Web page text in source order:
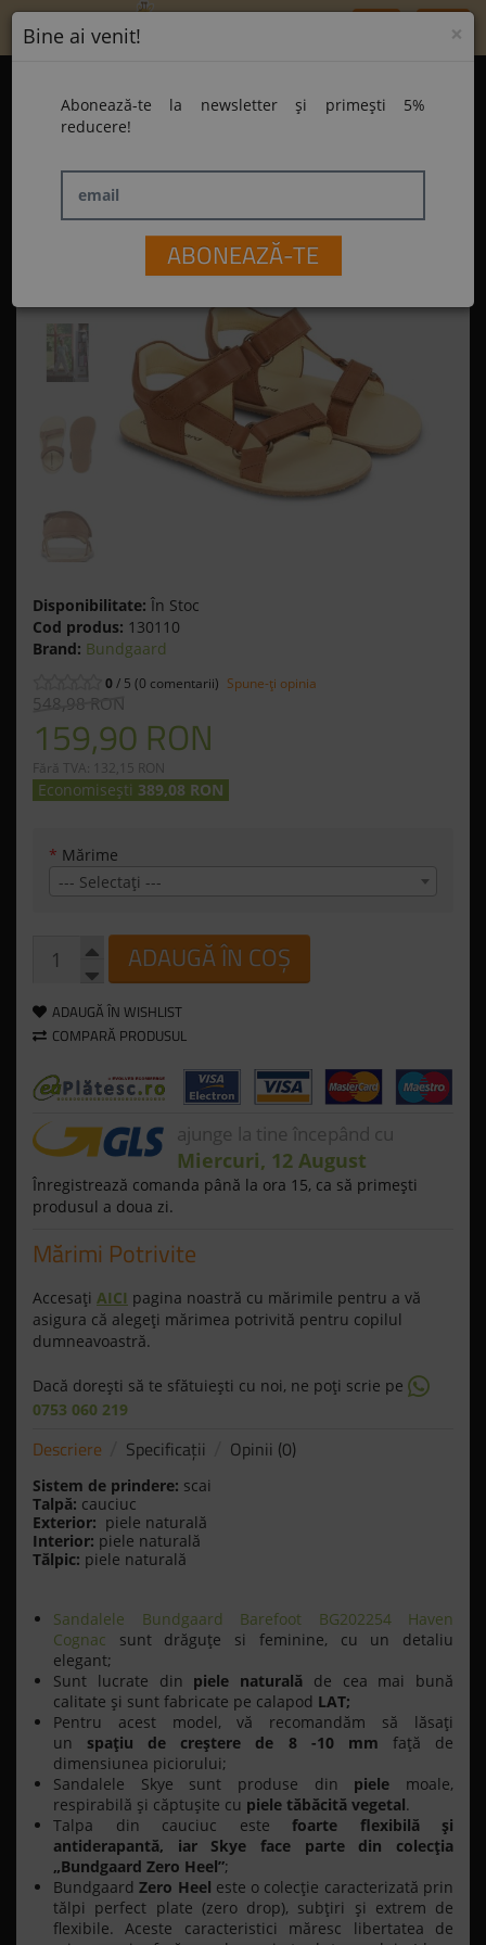
Home
Sandale Bundgaard Barefoot BG202254 Haven Cognac
Haven Cognac
Disponibilitate: În Stoc
Cod produs: 130110
Brand: Bundgaard
0/ 5 (0 comentarii) Spune-ţi opinia
548,98 RON
159,90 RON
Fără TVA: 132,15 RON
Economisești 389,08 RON
* Mărime
--- Selectaţi ---
ADAUGĂ ÎN COȘ
ADAUGĂ ÎN WISHLIST
COMPARĂ PRODUSUL
ajunge la tine începând cu
Miercuri, 12 August
Înregistrează comanda până la ora 15, ca să primeşti
produsul a doua zi.
Mărimi Potrivite
Accesaţi AICI pagina noastră cu mărimile pentru a vă
asigura că alegeţi mărimea potrivită pentru copilul
dumneavoastră.
Dacă doreşti să te sfătuieşti cu noi, ne poţi scrie pe
0753 060 219
Descriere Specificaţii Opinii (0)
Sistem de prindere: scai
Talpă: cauciuc
Exterior: piele naturală
Interior: piele naturală
Tălpic: piele naturală
Sandalele Bundgaard Barefoot BG202254 Haven
Cognac sunt drăguţe si feminine, cu un detaliu
elegant;
Sunt lucrate din piele naturală de cea mai bună
calitate şi sunt fabricate pe calapod LAT;
Pentru acest model, vă recomandăm să lăsaţi
un spaţiu de creştere de 8 -10 mm faţă de
dimensiunea piciorului;
Sandalele Skye sunt produse din piele moale,
respirabilă și căptușite cu piele tăbăcită vegetal.
Talpa din cauciuc este foarte flexibilă şi
antiderapantă, iar Skye face parte din colecția
„Bundgaard Zero Heel”;
BundgaardZero Heel este o colecție caracterizată prin
tălpi perfect plate (zero drop), subțiri și extrem de
flexibile. Aceste caracteristici măresc libertatea de
×
Bine ai venit!
Abonează-te la newsletter și primești 5%
reducere!
email
ABONEAZĂ-TE